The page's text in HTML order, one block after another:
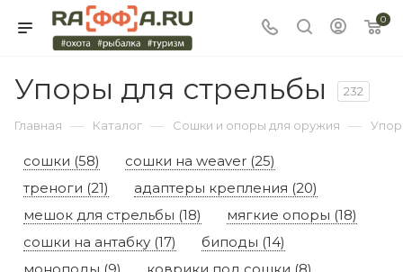
0
Упоры для стрельбы 232
Главная — Каталог — Сошки и опоры для оружия —
сошки (58)
сошки на weaver (25)
треноги (21)
адаптеры крепления (20)
мешок для стрельбы (18)
мягкие опоры (18)
сошки на антабку (17)
биподы (14)